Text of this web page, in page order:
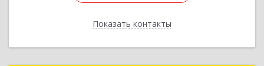
Показать контакты
Назад